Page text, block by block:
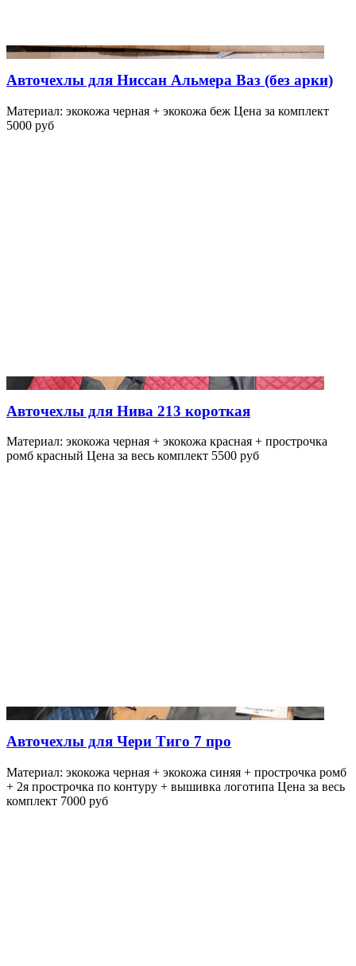
Авточехлы для Ниссан Альмера Ваз (без арки)
Материал: экокожа черная + экокожа беж Цена за комплект
5000 руб
Авточехлы для Нива 213 короткая
Материал: экокожа черная + экокожа красная + прострочка
ромб красный Цена за весь комплект 5500 руб
Авточехлы для Чери Тиго 7 про
Материал: экокожа черная + экокожа синяя + прострочка ромб
+ 2я прострочка по контуру + вышивка логотипа Цена за весь
комплект 7000 руб